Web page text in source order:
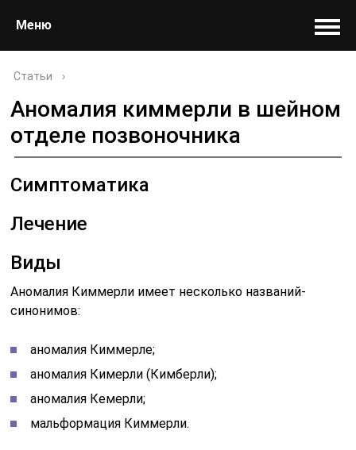
Меню
Статьи ›
Аномалия киммерли в шейном
отделе позвоночника
Симптоматика
Лечение
Виды
Аномалия Киммерли имеет несколько названий-
синонимов:
аномалия Киммерле;
аномалия Кимерли (Кимберли);
аномалия Кемерли;
мальформация Киммерли.